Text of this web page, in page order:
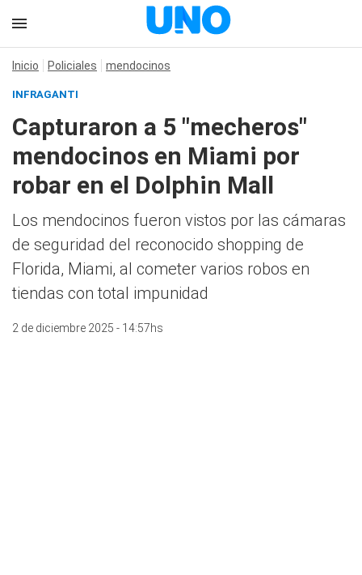
Inicio Policiales mendocinos
INFRAGANTI
Capturaron a 5 "mecheros"
mendocinos en Miami por
robar en el Dolphin Mall
Los mendocinos fueron vistos por las cámaras
de seguridad del reconocido shopping de
Florida, Miami, al cometer varios robos en
tiendas con total impunidad
2 de diciembre 2025 - 14:57hs